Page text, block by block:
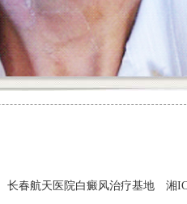
长春航天医院白癜风治疗基地 湘